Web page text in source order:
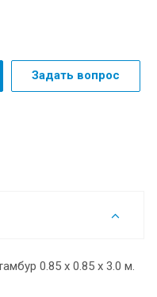
Задать вопрос
0.85 х 0.85 х 3.0 м.